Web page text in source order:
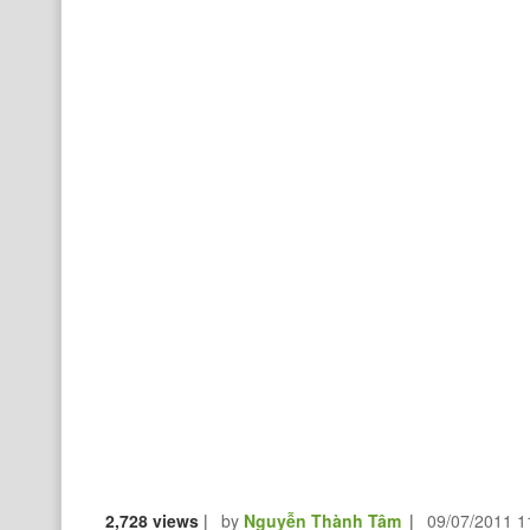
2,728 views | by Nguyễn Thành Tâm | 09/07/2011